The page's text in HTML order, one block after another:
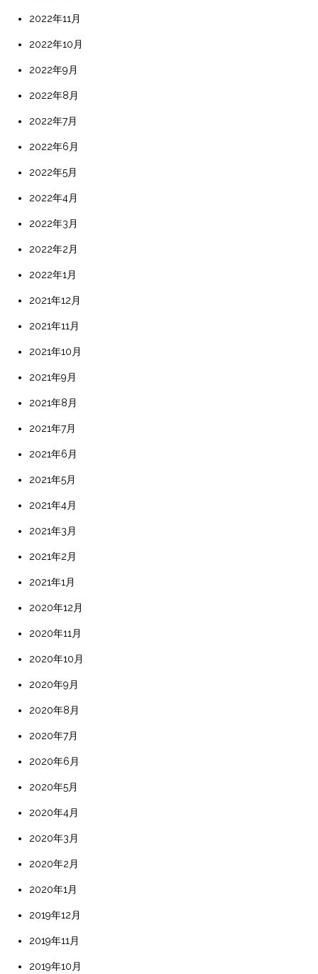
2022年11月
2022年10月
2022年9月
2022年8月
2022年7月
2022年6月
2022年5月
2022年4月
2022年3月
2022年2月
2022年1月
2021年12月
2021年11月
2021年10月
2021年9月
2021年8月
2021年7月
2021年6月
2021年5月
2021年4月
2021年3月
2021年2月
2021年1月
2020年12月
2020年11月
2020年10月
2020年9月
2020年8月
2020年7月
2020年6月
2020年5月
2020年4月
2020年3月
2020年2月
2020年1月
2019年12月
2019年11月
2019年10月